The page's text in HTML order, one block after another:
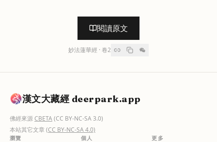
閱讀原文
妙法蓮華經 · 卷2
漢文大藏經 deerpark.app
佛經來源CBETA(CC BY-NC-SA 3.0)
本站其它文章(CC BY-NC-SA 4.0)
瀏覽 個人 更多